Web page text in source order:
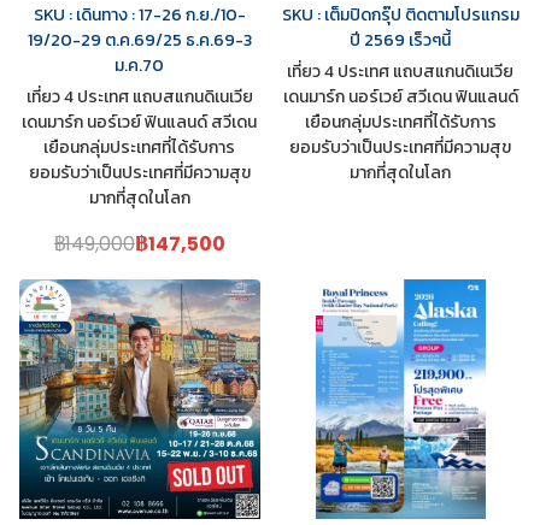
SKU : เดินทาง : 17-26 ก.ย./10-
19/20-29 ต.ค.69/25 ธ.ค.69-3
ม.ค.70
เที่ยว 4 ประเทศ แถบสแกนดิเนเวีย
เดนมาร์ก นอร์เวย์ ฟินแลนด์ สวีเดน
เยือนกลุ่มประเทศที่ได้รับการ
ยอมรับว่าเป็นประเทศที่มีความสุข
มากที่สุดในโลก
฿149,000฿147,500
SKU : เต็มปิดกรุ๊ป ติดตามโปรแกรม
ปี 2569 เร็วๆนี้
เที่ยว 4 ประเทศ แถบสแกนดิเนเวีย
เดนมาร์ก นอร์เวย์ สวีเดน ฟินแลนด์
เยือนกลุ่มประเทศที่ได้รับการ
ยอมรับว่าเป็นประเทศที่มีความสุข
มากที่สุดในโลก